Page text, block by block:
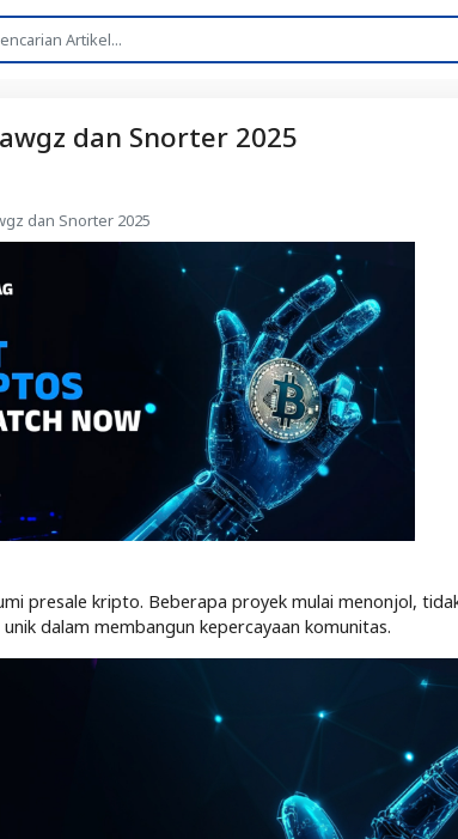
dan Snorter 2025
dan Snorter 2025
presale kripto. Beberapa proyek mulai menonjol,
dalam membangun kepercayaan komunitas.